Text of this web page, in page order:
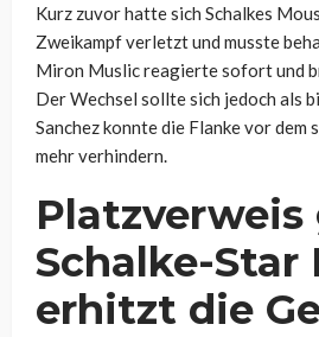
Kurz zuvor hatte sich Schalkes
Zweikampf verletzt und musste
Miron Muslic reagierte sofort und
Der Wechsel sollte sich jedoch als
Sanchez konnte die Flanke vor dem
mehr verhindern.
Platzverweis
Schalke-Star
erhitzt die